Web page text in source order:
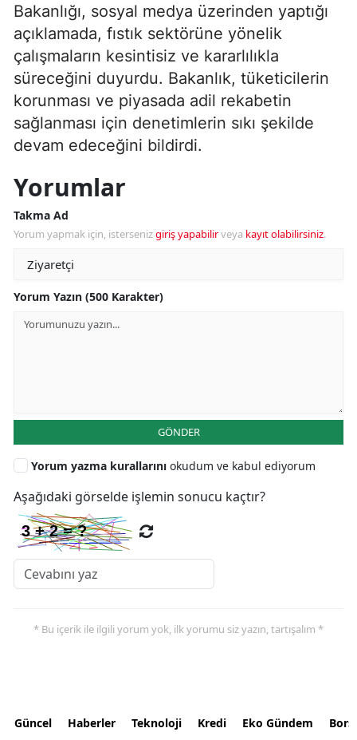
Bakanlığı, sosyal medya üzerinden yaptığı
açıklamada, fıstık sektörüne yönelik
çalışmaların kesintisiz ve kararlılıkla
süreceğini duyurdu. Bakanlık, tüketicilerin
korunması ve piyasada adil rekabetin
sağlanması için denetimlerin sıkı şekilde
devam edeceğini bildirdi.
Yorumlar
Takma Ad
Yorum yapmak için, istersenizgiriş yapabilirveya kayıt olabilirsiniz.
Yorum Yazın (500 Karakter)
GÖNDER
Yorum yazma kurallarını okudum ve kabul ediyorum
Aşağıdaki görselde işlemin sonucu kaçtır?
* Bu içerik ile ilgili yorum yok, ilk yorumu siz yazın, tartışalım *
Güncel Haberler Teknoloji Kredi Eko Gündem